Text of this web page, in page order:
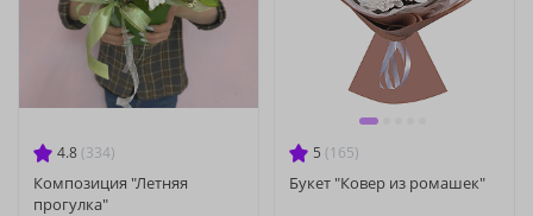
4.8 (334)
Композиция "Летняя
прогулка"
5 (165)
Букет "Ковер из ромашек"